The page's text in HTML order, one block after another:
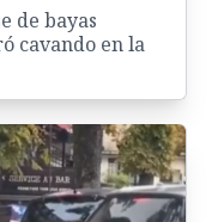
de bayas
cavando en la